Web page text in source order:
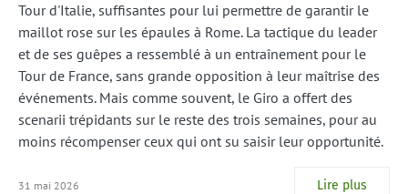
Tour d'Italie, suffisantes pour lui permettre de garantir le
maillot rose sur les épaules à Rome. La tactique du leader
et de ses guêpes a ressemblé à un entraînement pour le
Tour de France, sans grande opposition à leur maîtrise des
événements. Mais comme souvent, le Giro a offert des
scenarii trépidants sur le reste des trois semaines, pour au
moins récompenser ceux qui ont su saisir leur opportunité.
31 mai 2026 Lire plus